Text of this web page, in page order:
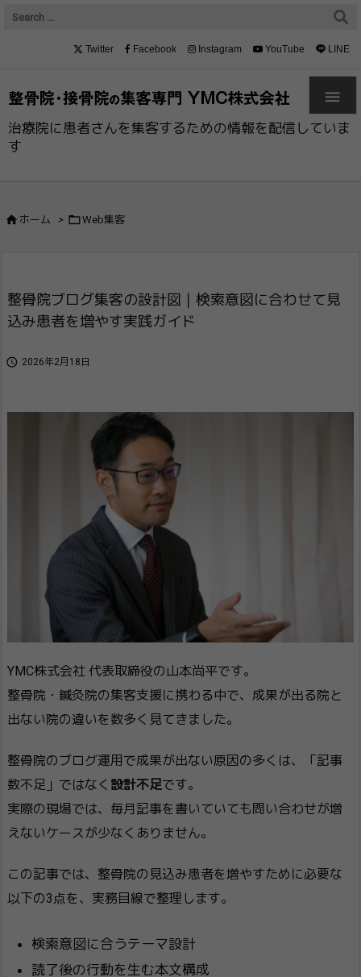
治療院に患者さんを集客するための情報を配信していま
す

Twitter Facebook Instagram YouTube LINE
 ホーム > Web集客
整骨院ブログ集客の設計図｜検索意図に合わせて見
込み患者を増やす実践ガイド
 2026年2月18日
YMC株式会社 代表取締役の山本尚平です。
整骨院・鍼灸院の集客支援に携わる中で、成果が出る院と
出ない院の違いを数多く見てきました。
整骨院のブログ運用で成果が出ない原因の多くは、「記事
数不足」ではなく 設計不足です。
実際の現場では、毎月記事を書いていても問い合わせが増
えないケースが少なくありません。
この記事では、整骨院の見込み患者を増やすために必要な
以下の3点を、実務目線で整理します。
検索意図に合うテーマ設計
読了後の行動を生む本文構成